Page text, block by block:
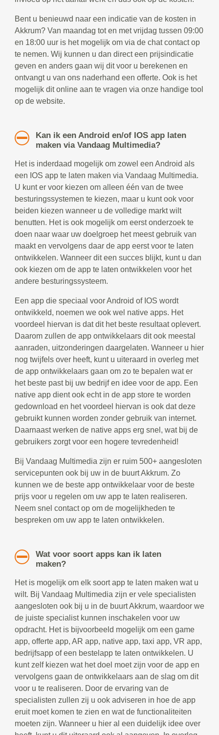
Bent u benieuwd naar een indicatie van de kosten in
Akkrum? Van maandag tot en met vrijdag tussen 09:00
en 18:00 uur is het mogelijk om via de chat contact op
te nemen. Wij kunnen u dan direct een prijsindicatie
geven en anders gaan wij dit voor u berekenen en
ontvangt u van ons naderhand een offerte. Ook is het
mogelijk dit online aan te vragen via onze handige tool
op de website.
Kan ik een Android en/of IOS app laten
maken via Vandaag Multimedia?
Het is inderdaad mogelijk om zowel een Android als
een IOS app te laten maken via Vandaag Multimedia.
U kunt er voor kiezen om alleen één van de twee
besturingssystemen te kiezen, maar u kunt ook voor
beiden kiezen wanneer u de volledige markt wilt
benutten. Het is ook mogelijk om eerst onderzoek te
doen naar waar uw doelgroep het meest gebruik van
maakt en vervolgens daar de app eerst voor te laten
ontwikkelen. Wanneer dit een succes blijkt, kunt u dan
ook kiezen om de app te laten ontwikkelen voor het
andere besturingssysteem.
Een app die speciaal voor Android of IOS wordt
ontwikkeld, noemen we ook wel native apps. Het
voordeel hiervan is dat dit het beste resultaat oplevert.
Daarom zullen de app ontwikkelaars dit ook meestal
aanraden, uitzonderingen daargelaten. Wanneer u hier
nog twijfels over heeft, kunt u uiteraard in overleg met
de app ontwikkelaars gaan om zo te bepalen wat er
het beste past bij uw bedrijf en idee voor de app. Een
native app dient ook echt in de app store te worden
gedownload en het voordeel hiervan is ook dat deze
gebruikt kunnen worden zonder gebruik van internet.
Daarnaast werken de native apps erg snel, wat bij de
gebruikers zorgt voor een hogere tevredenheid!
Bij Vandaag Multimedia zijn er ruim 500+ aangesloten
servicepunten ook bij uw in de buurt Akkrum. Zo
kunnen we de beste app ontwikkelaar voor de beste
prijs voor u regelen om uw app te laten realiseren.
Neem snel contact op om de mogelijkheden te
bespreken om uw app te laten ontwikkelen.
Wat voor soort apps kan ik laten
maken?
Het is mogelijk om elk soort app te laten maken wat u
wilt. Bij Vandaag Multimedia zijn er vele specialisten
aangesloten ook bij u in de buurt Akkrum, waardoor we
de juiste specialist kunnen inschakelen voor uw
opdracht. Het is bijvoorbeeld mogelijk om een game
app, offerte app, AR app, native app, taxi app, VR app,
bedrijfsapp of een bestelapp te laten ontwikkelen. U
kunt zelf kiezen wat het doel moet zijn voor de app en
vervolgens gaan de ontwikkelaars aan de slag om dit
voor u te realiseren. Door de ervaring van de
specialisten zullen zij u ook adviseren in hoe de app
eruit moet komen te zien en wat de functionaliteiten
moeten zijn. Wanneer u hier al een duidelijk idee over